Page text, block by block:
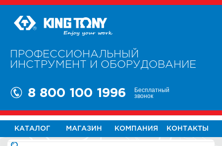
ПРОФЕССИОНАЛЬНЫЙ
ИНСТРУМЕНТ И ОБОРУДОВАНИЕ
8 800 100 1996 Бесплатный
звонок
КАТАЛОГ МАГАЗИН КОМПАНИЯ КОНТАКТЫ